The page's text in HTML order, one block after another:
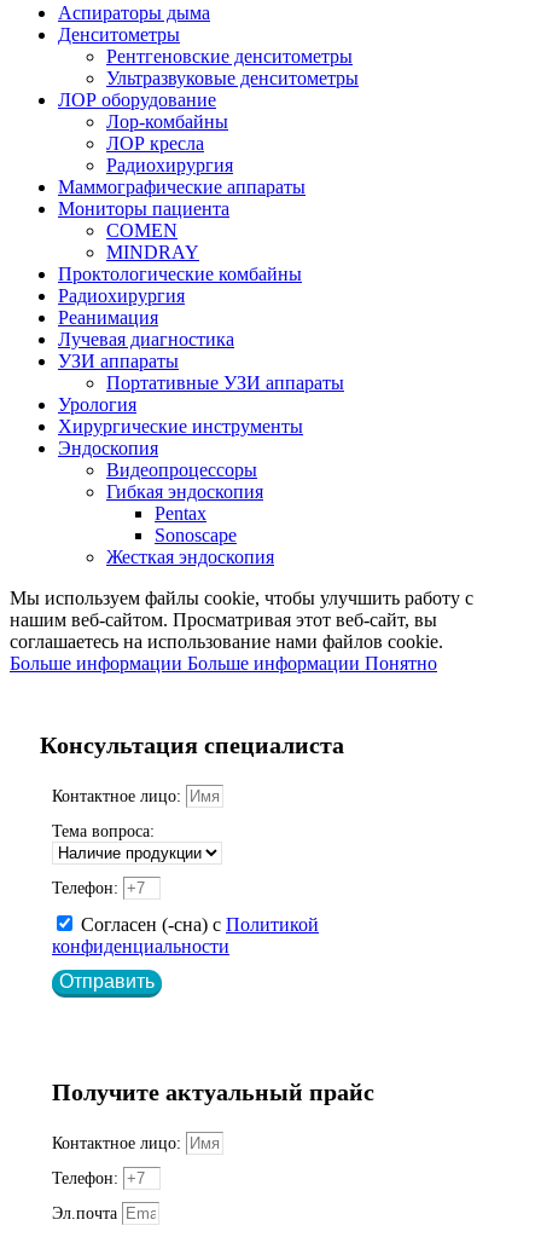
Аспираторы дыма
Денситометры
Рентгеновские денситометры
Ультразвуковые денситометры
ЛОР оборудование
Лор-комбайны
ЛОР кресла
Радиохирургия
Маммографические аппараты
Мониторы пациента
COMEN
MINDRAY
Проктологические комбайны
Радиохирургия
Реанимация
Лучевая диагностика
УЗИ аппараты
Портативные УЗИ аппараты
Урология
Хирургические инструменты
Эндоскопия
Видеопроцессоры
Гибкая эндоскопия
Pentax
Sonoscape
Жесткая эндоскопия
Мы используем файлы cookie, чтобы улучшить работу с
нашим веб-сайтом. Просматривая этот веб-сайт, вы
соглашаетесь на использование нами файлов cookie.
Больше информации Больше информации Понятно
Консультация специалиста
Контактное лицо:
Тема вопроса:
Телефон:
Согласен (-сна) с Политикой
конфиденциальности
Отправить
Получите актуальный прайс
Контактное лицо:
Телефон:
Эл.почта